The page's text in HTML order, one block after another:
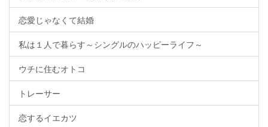
恋愛じゃなくて結婚
私は１人で暮らす～シングルのハッピーライフ～
ウチに住むオトコ
トレーサー
恋するイエカツ